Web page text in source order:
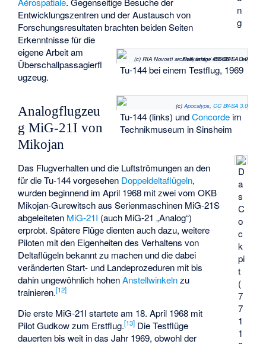
n
g
(c) RIA Novosti archive, image #566221 / Lev Polikashin / CC-BY-SA 3.0
Tu-144 bei einem Testflug, 1969
(c) Apocalyps, CC BY-SA 3.0
Tu-144 (links) undConcordeim
Technikmuseum in Sinsheim
D
a
s
C
o
c
k
pi
t
(
7
7
1
1
Entwicklungszentren und der Austausch von
Forschungsresultaten brachten beiden Seiten
Erkenntnisse für die
eigene Arbeit am
Überschallpassagierfl
ugzeug.
Analogflugzeu
g MiG-21I von
Mikojan
Das Flugverhalten und die Luftströmungen an den
für die Tu-144 vorgesehen Doppeldeltaflügeln,
wurden beginnend im April 1968 mit zwei vom OKB
Mikojan-Gurewitsch aus Serienmaschinen MiG-21S
abgeleiteten MiG-21I (auch MiG-21 „Analog“)
erprobt. Spätere Flüge dienten auch dazu, weitere
Piloten mit den Eigenheiten des Verhaltens von
Deltaflügeln bekannt zu machen und die dabei
veränderten Start- und Landeprozeduren mit bis
dahin ungewöhnlich hohenAnstellwinkelnzu
trainieren.[12]
Die erste MiG-21I startete am 18. April 1968 mit
Pilot Gudkow zum Erstflug.[13] Die Testflüge
dauerten bis weit in das Jahr 1969, obwohl der